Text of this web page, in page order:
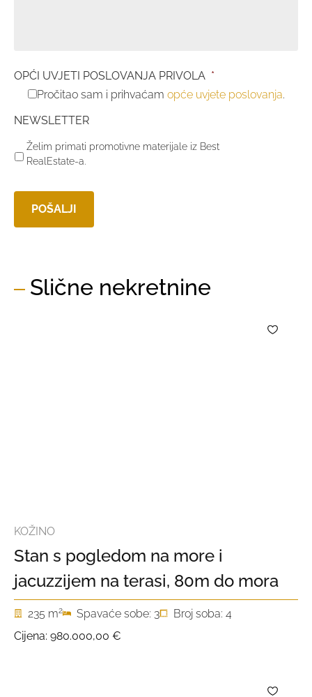
OPĆI UVJETI POSLOVANJA PRIVOLA *
Pročitao sam i prihvaćam opće uvjete poslovanja.
NEWSLETTER
Želim primati promotivne materijale iz Best
RealEstate-a.
Slične nekretnine
KOŽINO
Stan s pogledom na more i
jacuzzijem na terasi, 80m do mora
235 m2 Spavaće sobe: 3
Broj soba: 4
Cijena: 980.000,00 €